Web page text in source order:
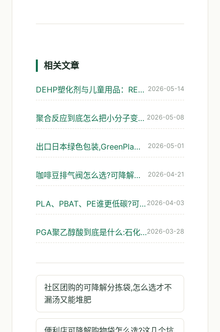
相关文章
DEHP塑化剂与儿童用品：REACH管控演进与可降解替代 2026-05-14
聚合反应到底怎么把小分子变成塑料?可降解材料的入门解读 2026-05-08
出口日本绿色包装,GreenPla和BiomassPla到底认哪个 2026-05-01
咖啡豆排气阀怎么选?可降解袋的避坑指南 2026-04-21
PLA、PBAT、PE谁更低碳?可降解包装碳足迹怎么看才靠谱 2026-04-03
PGA聚乙醇酸到底是什么:石化路线的可降解材料解析2026-03-28
社区团购的可降解分拣袋,怎么选才不
漏汤又能堆肥